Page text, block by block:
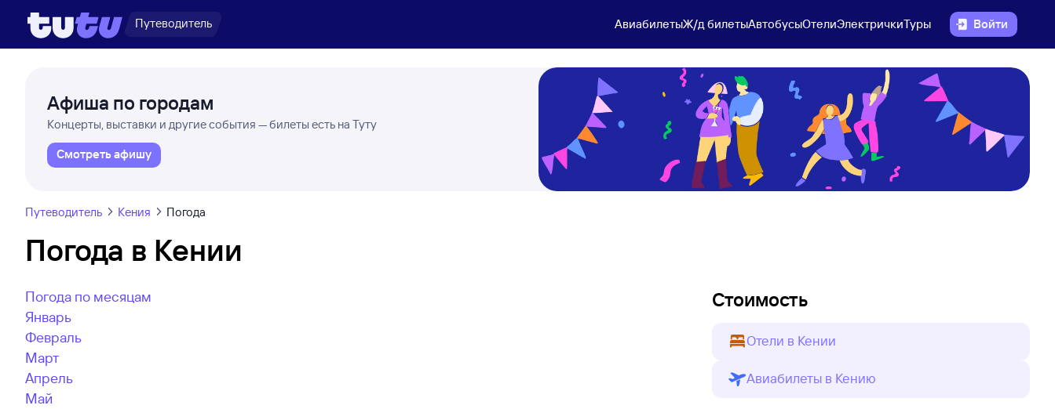
Путеводитель АвиабилетыЖ/д билетыАвтобусыОтелиЭлектричкиТуры Войти
Афиша по городам
Концерты, выставки и другие события — билеты есть на Туту
Смотреть афишу
Путеводитель Кения Погода
Погода в Кении
Погода по месяцам
Январь
Февраль
Март
Апрель
Май
Стоимость
Отели в Кении
Авиабилеты в Кению